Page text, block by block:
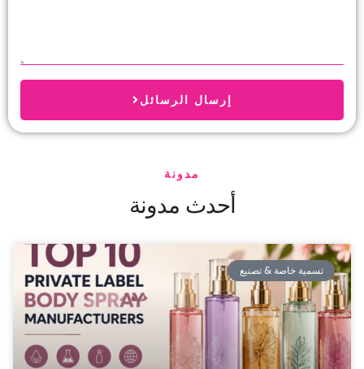
إرسال الرسائل
مدونة
أحدث مدونة
تسمية خاصة & تصنيع